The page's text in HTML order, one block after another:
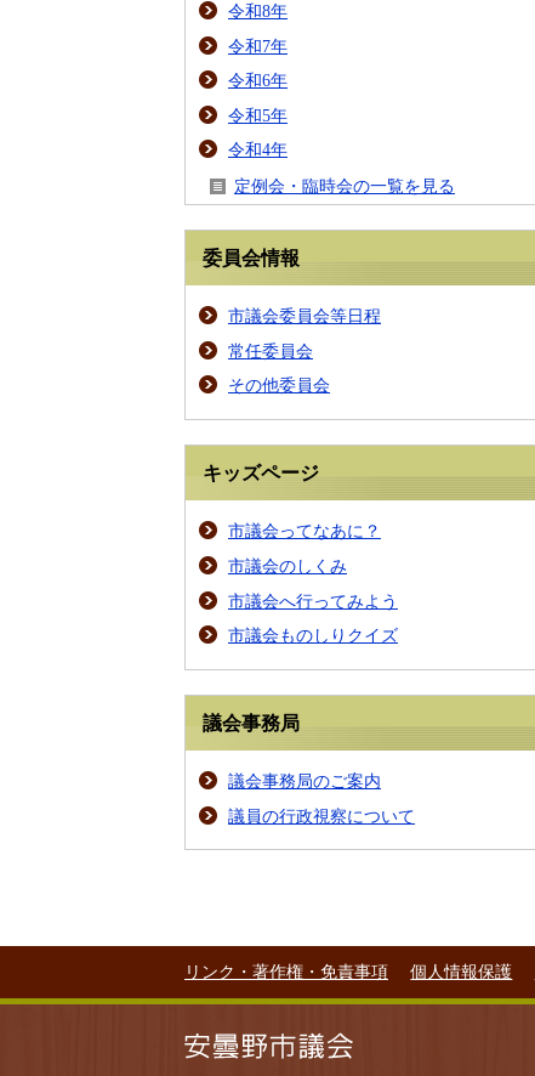
令和8年
令和7年
令和6年
令和5年
令和4年
定例会・臨時会の一覧を見る
委員会情報
市議会委員会等日程
常任委員会
その他委員会
キッズページ
市議会ってなあに？
市議会のしくみ
市議会へ行ってみよう
市議会ものしりクイズ
議会事務局
議会事務局のご案内
議員の行政視察について
リンク・著作権・免責事項 個人情報保護